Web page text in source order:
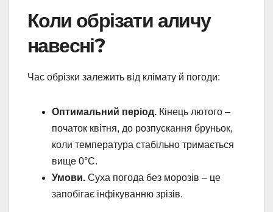
Коли обрізати аличу
навесні?
Час обрізки залежить від клімату й погоди:
Оптимальний період. Кінець лютого –
початок квітня, до розпускання бруньок,
коли температура стабільно тримається
вище 0°C.
Умови. Суха погода без морозів – це
запобігає інфікуванню зрізів.